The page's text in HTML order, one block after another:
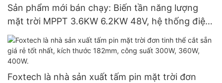
Sản phẩm mới bán chạy: Biến tần năng lượng
mặt trời MPPT 3.6KW 6.2KW 48V, hệ thống điện
độc lập, lai ghép, dùng cho gia đình, sử dụng pin
Lithium.
Foxtech là nhà sản xuất tấm pin mặt trời đơn